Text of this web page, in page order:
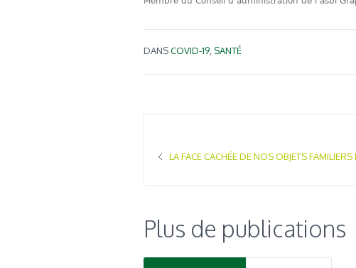
DANSCOVID-19 SANTÉ
LA FACE CACHÉE DE NOS OBJETS
Plus de publications